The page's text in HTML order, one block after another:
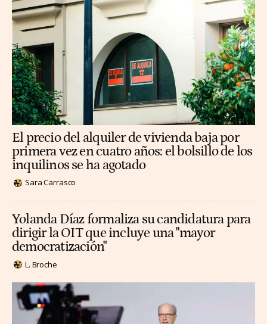
El precio del alquiler de vivienda baja por
primera vez en cuatro años: el bolsillo de los
inquilinos se ha agotado
Sara Carrasco
Yolanda Díaz formaliza su candidatura para
dirigir la OIT que incluye una "mayor
democratización"
L. Broche